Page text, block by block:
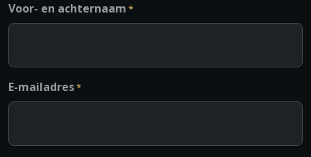
Voor- en achternaam *
E-mailadres*